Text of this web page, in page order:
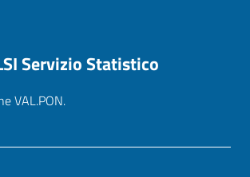
Servizio Statistico
VAL.PON.